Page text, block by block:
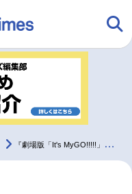
アニメ
グッズ
『劇場版「It's MyGO!!!!!」』羊宮妃那＆小日向美香の絆とMyGO!!!!!への愛、そして葛藤【インタビュー】